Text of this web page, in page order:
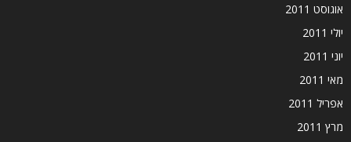
אוגוסט 2011
יולי 2011
יוני 2011
מאי 2011
אפריל 2011
מרץ 2011